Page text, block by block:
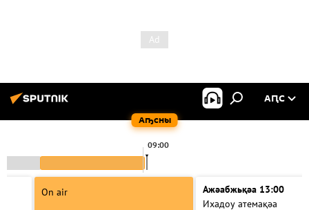
Аҧсны
АԤС
09:00
On air
Ажәабжьқәа 13:00
Ихадоу атемақәа